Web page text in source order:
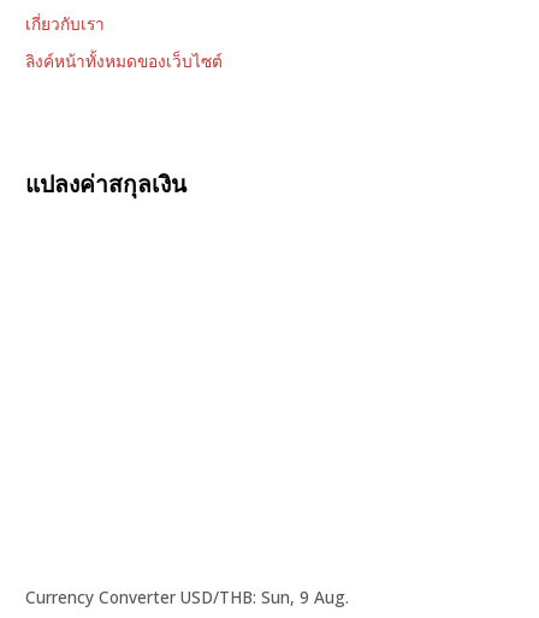
เกี่ยวกับเรา
ลิงค์หน้าทั้งหมดของเว็บไซต์
แปลงค่าสกุลเงิน
Currency ConverterUSD/THB: Sun, 9 Aug.